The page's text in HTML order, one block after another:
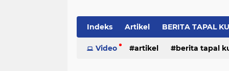
Indeks Artikel BERITA TAPAL
PERISTIWA
Video artikel berita tapal